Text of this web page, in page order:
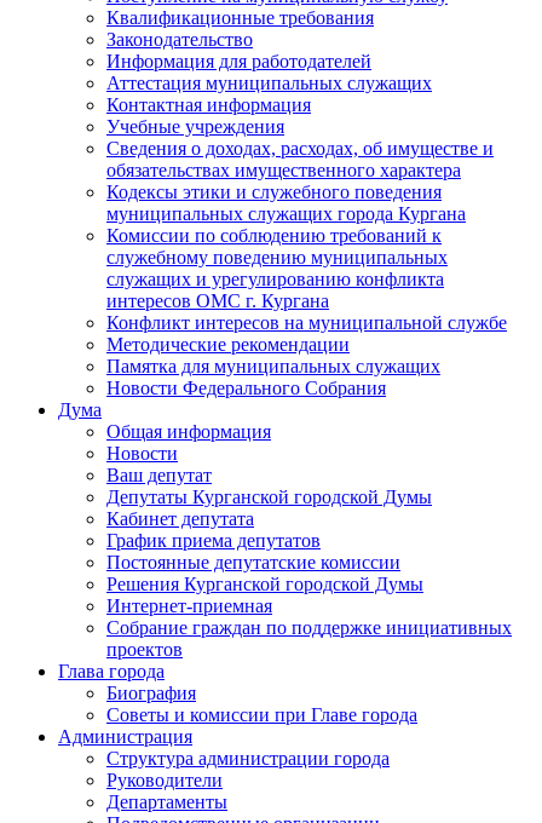
Квалификационные требования
Законодательство
Информация для работодателей
Аттестация муниципальных служащих
Контактная информация
Учебные учреждения
Сведения о доходах, расходах, об имуществе и
обязательствах имущественного характера
Кодексы этики и служебного поведения
муниципальных служащих города Кургана
Комиссии по соблюдению требований к
служебному поведению муниципальных
служащих и урегулированию конфликта
интересов ОМС г. Кургана
Конфликт интересов на муниципальной службе
Методические рекомендации
Памятка для муниципальных служащих
Новости Федерального Cобрания
Дума
Общая информация
Новости
Ваш депутат
Депутаты Курганской городской Думы
Кабинет депутата
График приема депутатов
Постоянные депутатские комиссии
Решения Курганской городской Думы
Интернет-приемная
Собрание граждан по поддержке инициативных
проектов
Глава города
Биография
Советы и комиссии при Главе города
Администрация
Структура администрации города
Руководители
Департаменты